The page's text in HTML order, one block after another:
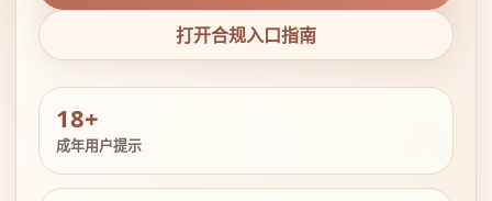
打开合规入口指南
18+
成年用户提示